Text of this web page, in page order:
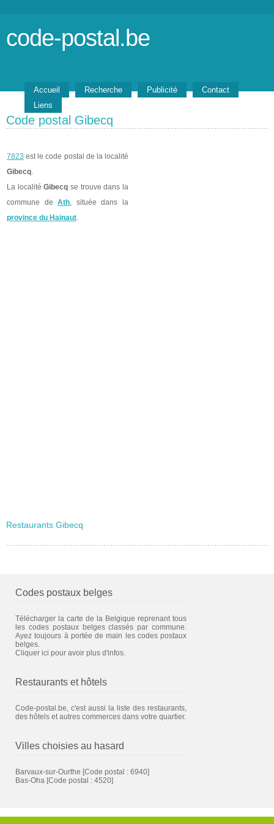
code-postal.be
Accueil Recherche Publicité
Contact
Liens
Code postal Gibecq
7823 est le code postal de la localité
Gibecq.
La localitéGibecq se trouve dans la
commune deAth, située dans la
province du Hainaut.
Restaurants Gibecq
Codes postaux belges
Télécharger la carte de la Belgique reprenant tous
les codes postaux belges classés par commune.
Ayez toujours à portée de main les codes postaux
belges.
Cliquer ici pour avoir plus d'infos.
Restaurants et hôtels
Code-postal.be, c'est aussi la liste des restaurants,
des hôtels et autres commerces dans votre quartier.
Villes choisies au hasard
Barvaux-sur-Ourthe [Code postal : 6940]
Bas-Oha [Code postal : 4520]